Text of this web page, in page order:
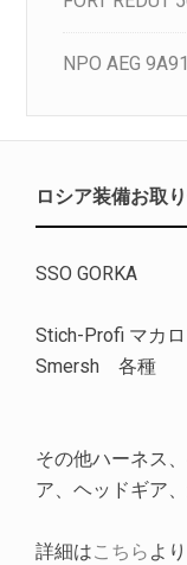
NPO AEG
ロシア装備お取
SSO GORKA
Stich-Profi マカ
Smersh 各種
その他ハーネス
ア、ヘッドギア
詳細はこちら よ